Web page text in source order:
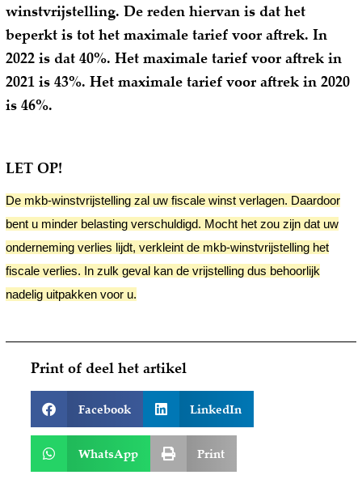
winstvrijstelling. De reden hiervan is dat het
beperkt is tot het maximale tarief voor aftrek. In
2022 is dat 40%. Het maximale tarief voor aftrek in
2021 is 43%. Het maximale tarief voor aftrek in 2020
is 46%.
LET OP!
De mkb-winstvrijstelling zal uw fiscale winst verlagen. Daardoor
bent u minder belasting verschuldigd. Mocht het zou zijn dat uw
onderneming verlies lijdt, verkleint de mkb-winstvrijstelling het
fiscale verlies. In zulk geval kan de vrijstelling dus behoorlijk
nadelig uitpakken voor u.
Print of deel het artikel
Facebook LinkedIn
WhatsApp Print